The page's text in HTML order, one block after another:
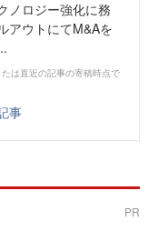
ノロジー強化に務
アウトにてM&Aを
は直近の記事の寄稿時点で
事
PR